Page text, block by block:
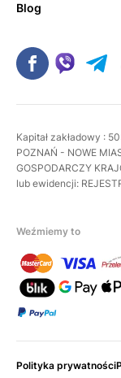
Blog
Kapitał zakładowy :
POZNAŃ - NOWE
GOSPODARCZY
lub ewidencji:
Weźmiemy to
Polityka prywatności